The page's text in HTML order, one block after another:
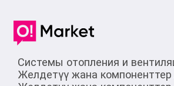
Системы отопления и
Желдетүү жана компоненттер